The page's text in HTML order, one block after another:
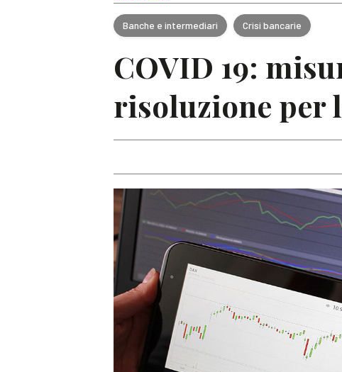
Banche e intermediari Crisi bancarie
COVID 19:
risoluzione per